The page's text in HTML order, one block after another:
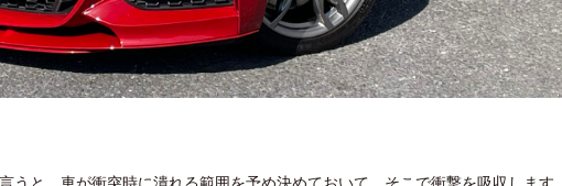
うと、車が衝突時に潰れる範囲を予め決めておいて、そこで衝撃を吸収します。